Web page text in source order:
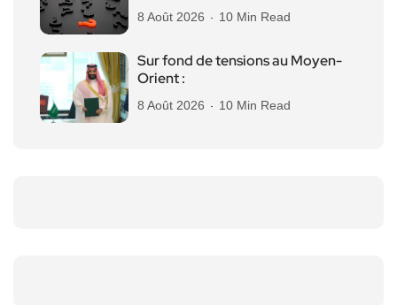
8 Août 2026 10 Min Read
Sur fond de tensions au Moyen-
Orient :
8 Août 2026 10 Min Read